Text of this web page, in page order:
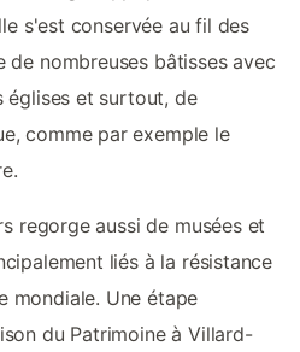
s'est conservée au fil des
de nombreuses bâtisses avec
églises et surtout, de
comme par exemple le
regorge aussi de musées et
liés à la résistance
mondiale. Une étape
du Patrimoine à Villard-